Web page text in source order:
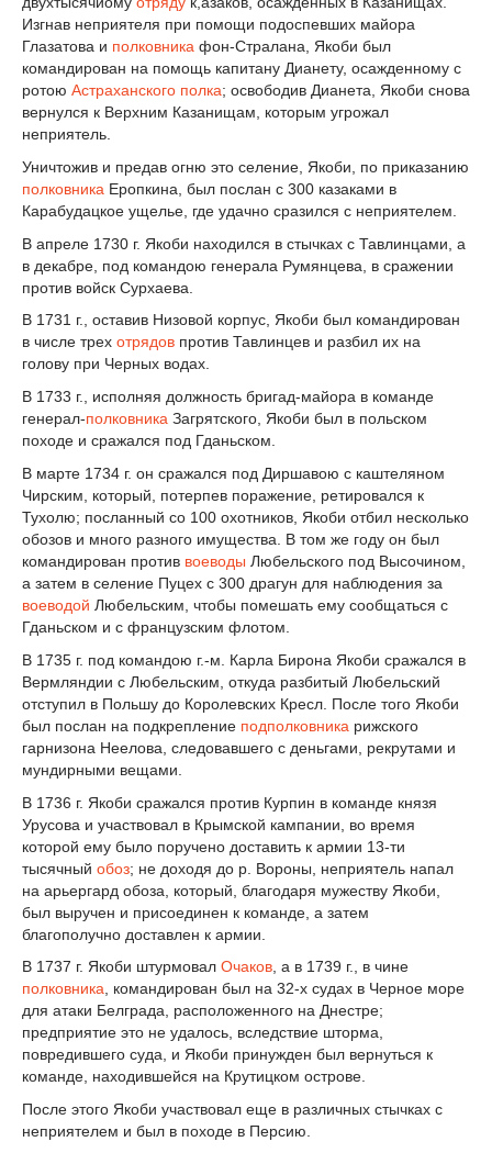
Изгнав неприятеля при помощи подоспевших майора
Глазатова и полковника фон-Стралана, Якоби был
командирован на помощь капитану Дианету, осажденному с
ротою Астраханского полка; освободив Дианета, Якоби снова
вернулся к Верхним Казанищам, которым угрожал
неприятель.
Уничтожив и предав огню это селение, Якоби, по приказанию
полковника Еропкина, был послан с 300 казаками в
Карабудацкое ущелье, где удачно сразился с неприятелем.
В апреле 1730 г. Якоби находился в стычках с Тавлинцами, а
в декабре, под командою генерала Румянцева, в сражении
против войск Сурхаева.
В 1731 г., оставив Низовой корпус, Якоби был командирован
в числе трех отрядов против Тавлинцев и разбил их на
голову при Черных водах.
В 1733 г., исполняя должность бригад-майора в команде
генерал-полковника Загрятского, Якоби был в польском
походе и сражался под Гданьском.
В марте 1734 г. он сражался под Диршавою с каштеляном
Чирским, который, потерпев поражение, ретировался к
Тухолю; посланный со 100 охотников, Якоби отбил несколько
обозов и много разного имущества. В том же году он был
командирован против воеводы Любельского под Высочином,
a затем в селение Пуцех с 300 драгун для наблюдения за
воеводой Любельским, чтобы помешать ему сообщаться с
Гданьском и с французским флотом.
В 1735 г. под командою г.-м. Карла Бирона Якоби сражался в
Вермляндии с Любельским, откуда разбитый Любельский
отступил в Польшу до Королевских Кресл. После того Якоби
был послан на подкрепление подполковника рижского
гарнизона Неелова, следовавшего с деньгами, рекрутами и
мундирными вещами.
В 1736 г. Якоби сражался против Курпин в команде князя
Урусова и участвовал в Крымской кампании, во время
которой ему было поручено доставить к армии 13-ти
тысячный обоз; не доходя до р. Вороны, неприятель напал
на арьергард обоза, который, благодаря мужеству Якоби,
был выручен и присоединен к команде, a затем
благополучно доставлен к армии.
В 1737 г. Якоби штурмовал Очаков, а в 1739 г., в чине
полковника, командирован был на 32-х судах в Черное море
для атаки Белграда, расположенного на Днестре;
предприятие это не удалось, вследствие шторма,
повредившего суда, и Якоби принужден был вернуться к
команде, находившейся на Крутицком острове.
После этого Якоби участвовал еще в различных стычках с
неприятелем и был в походе в Персию.